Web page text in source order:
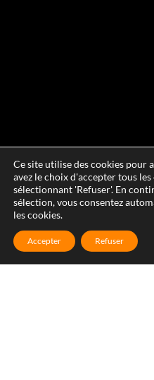
Ce site utilise des cookies pour
avez le choix d'accepter tous
sélectionnant 'Refuser'. En
sélection, vous consentez
les cookies.
Accepter Refuser